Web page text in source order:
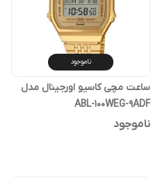
ناموجود
ساعت مچی کاسیو اورجینال مدل
ABL-100WEG-9ADF
ناموجود